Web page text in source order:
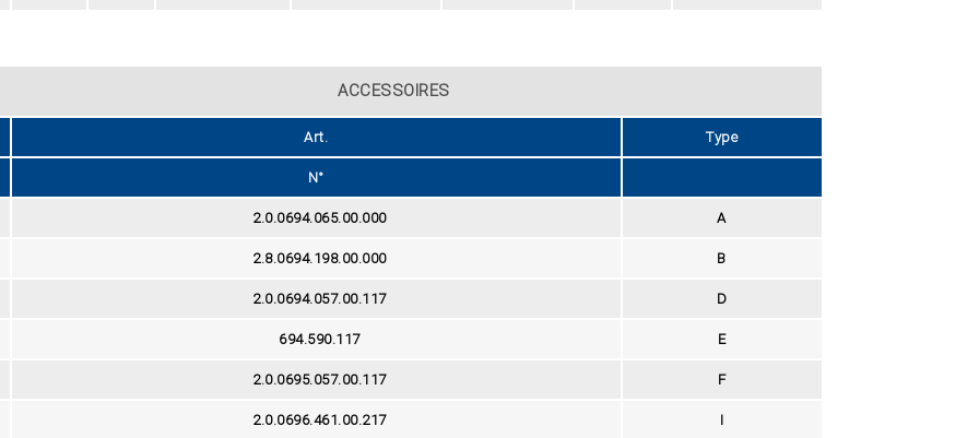
ACCESSOIRES
Art. Type
N°
2.0.0694.065.00.000 A
2.8.0694.198.00.000 B
2.0.0694.057.00.117 D
694.590.117 E
2.0.0695.057.00.117 F
2.0.0696.461.00.217 I